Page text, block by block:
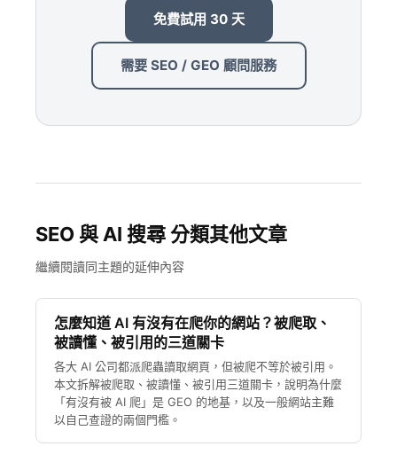
免費試用 30 天
需要 SEO / GEO 顧問服務
SEO 與 AI 搜尋 分類其他文章
繼續閱讀同主題的延伸內容
怎麼知道 AI 有沒有在爬你的網站？被爬取、
被讀懂、被引用的三道關卡
各大 AI 公司都派爬蟲讀取網頁，但被爬不等於被引用。
本文拆解被爬取、被讀懂、被引用三道關卡，說明為什麼
「有沒有被 AI 爬」是 GEO 的地基，以及一般網站主難
以自己查證的兩個門檻。